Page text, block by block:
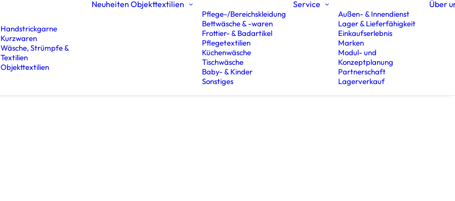
Handstrickgarne
Kurzwaren
Wäsche, Strümpfe &
Textilien
Objekttextilien
Neuheiten Objekttextilien
Pflege-/Bereichskleidung
Bettwäsche & -waren
Frottier- & Badartikel
Pflegetextilien
Küchenwäsche
Tischwäsche
Baby- & Kinder
Sonstiges
Service
Außen- & Innendienst
Lager & Lieferfähigkeit
Einkaufserlebnis
Marken
Modul- und
Konzeptplanung
Partnerschaft
Lagerverkauf
Über